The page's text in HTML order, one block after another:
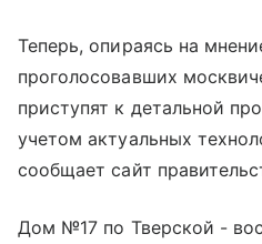
Теперь, опираясь на
проголосовавших
приступят к детальной
учетом актуальных
сообщает сайт
Дом №17 по Тверской -